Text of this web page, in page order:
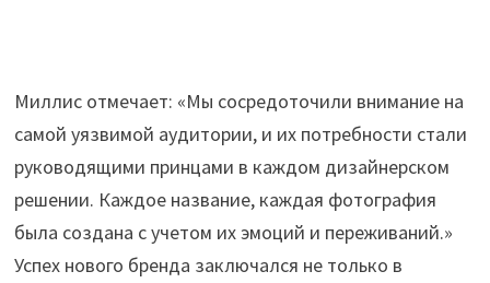
Миллис отмечает: «Мы сосредоточили внимание на
самой уязвимой аудитории, и их потребности стали
руководящими принцами в каждом дизайнерском
решении. Каждое название, каждая фотография
была создана с учетом их эмоций и переживаний.»
Успех нового бренда заключался не только в